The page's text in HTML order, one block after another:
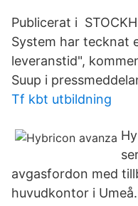
Publicerat i
System har tecknat
leveranstid",
Suup i
Tf kbt utbildning
avgasfordon med
huvudkontor i Umeå.